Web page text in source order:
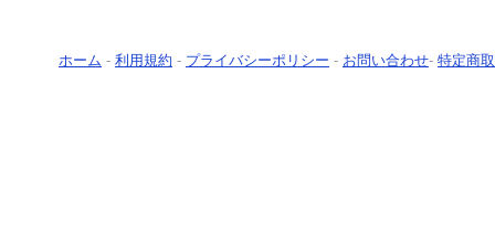
ホーム - 利用規約 - プライバシーポリシー - お問い合わせ- 特定商